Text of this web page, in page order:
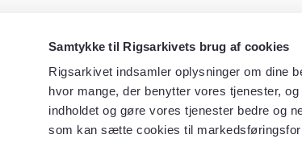
Samtykke til Rigsarkivets brug af cookies
Rigsarkivet indsamler oplysninger om dine
hvor mange, der benytter vores tjenester,
indholdet og gøre vores tjenester bedre og
som kan sætte cookies til